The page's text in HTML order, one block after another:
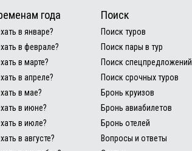
года
в январе?
в феврале?
в марте?
в апреле?
в мае?
в июне?
в июле?
в августе?
Поиск
Поиск туров
Поиск пары в тур
Поиск спецпредложений
Поиск срочных туров
Бронь круизов
Бронь авиабилетов
Бронь отелей
Вопросы и ответы